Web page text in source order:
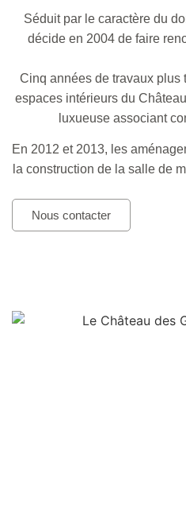
Séduit par le caractère du
décide en 2004 de faire
Cinq années de travaux plus
espaces intérieurs du
luxueuse associant
En 2012 et 2013, les
la construction de la salle de
Nous contacter